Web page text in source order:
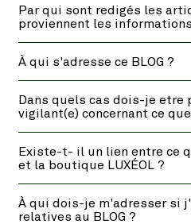
Par qui sont redigés les
proviennent les
À qui s'adresse ce BLOG ?
Dans quels cas dois-je etre
vigilant(e) concernant ce
Existe-t- il un lien entre ce
et la boutique LUXÉOL ?
À qui dois-je m'adresser si
relatives au BLOG ?